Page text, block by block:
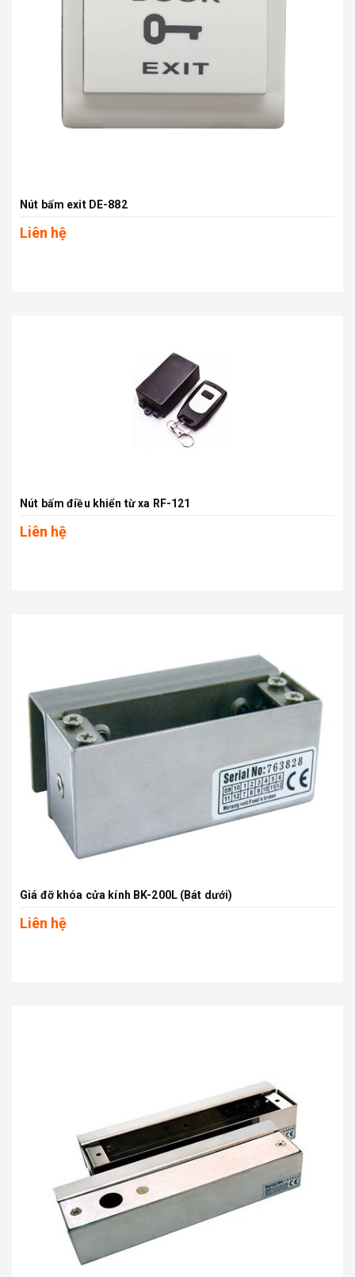
Nút bấm exit DE-882
Liên hệ
Nút bấm điều khiển từ xa RF-121
Liên hệ
Giá đỡ khóa cửa kính BK-200L (Bát dưới)
Liên hệ